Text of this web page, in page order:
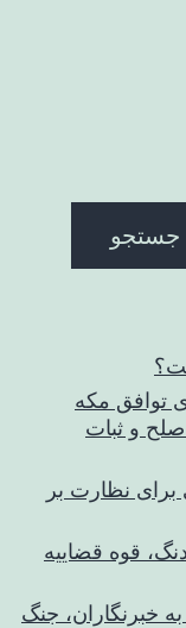
جستجو
توافق مکه
صلح و ثبات
نظارت بر
قوه قضاییه
خبرنگاران، جنگ